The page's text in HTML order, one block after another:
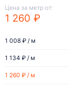
Цена за метр от:
1 260 ₽
1 260 ₽ / м
1 134 ₽ / м
1 008 ₽ / м